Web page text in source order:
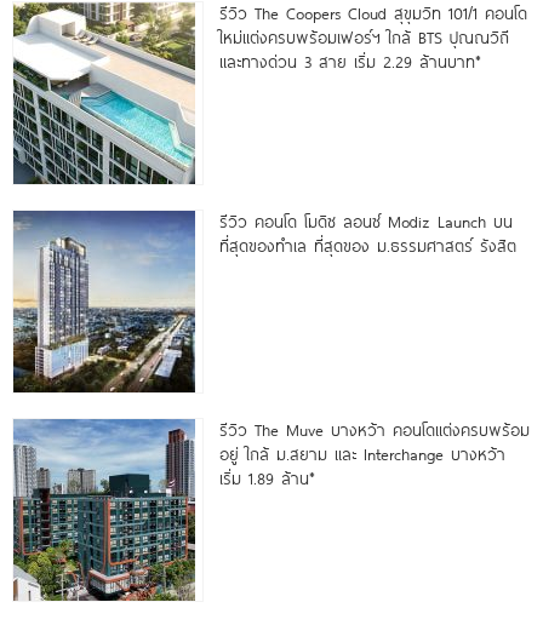
รีวิว The Coopers Cloud สุขุมวิท 101/1 คอนโด
ใหม่แต่งครบพร้อมเฟอร์ฯ ใกล้ BTS ปุณณวิถี
และทางด่วน 3 สาย เริ่ม 2.29 ล้านบาท*
รีวิว คอนโด โมดิซ ลอนซ์ Modiz Launch บน
ที่สุดของทำเล ที่สุดของ ม.ธรรมศาสตร์ รังสิต
รีวิว The Muve บางหว้า คอนโดแต่งครบพร้อม
อยู่ ใกล้ ม.สยาม และ Interchange บางหว้า
เริ่ม 1.89 ล้าน*